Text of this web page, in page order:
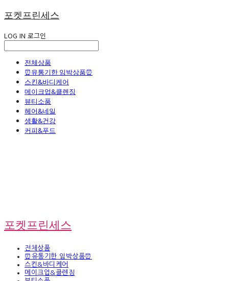
포켓프린세스
LOG IN 로그인
전체상품
⏰유통기한 임박상품⏰
스킨&바디케어
메이크업&클렌징
뷰티소품
헤어&네일
생활&건강
커피&푸드
포켓프린세스
전체상품
⏰유통기한 임박상품⏰
스킨&바디케어
메이크업&클렌징